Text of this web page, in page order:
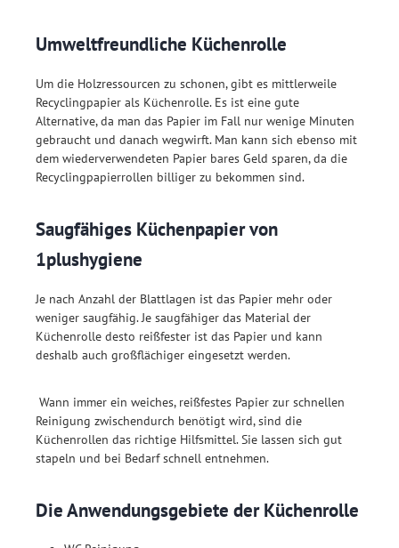
Umweltfreundliche Küchenrolle
Um die Holzressourcen zu schonen, gibt es mittlerweile
Recyclingpapier als Küchenrolle. Es ist eine gute
Alternative, da man das Papier im Fall nur wenige Minuten
gebraucht und danach wegwirft. Man kann sich ebenso mit
dem wiederverwendeten Papier bares Geld sparen, da die
Recyclingpapierrollen billiger zu bekommen sind.
Saugfähiges Küchenpapier von
1plushygiene
Je nach Anzahl der Blattlagen ist das Papier mehr oder
weniger saugfähig. Je saugfähiger das Material der
Küchenrolle desto reißfester ist das Papier und kann
deshalb auch großflächiger eingesetzt werden.
Wann immer ein weiches, reißfestes Papier zur schnellen
Reinigung zwischendurch benötigt wird, sind die
Küchenrollen das richtige Hilfsmittel. Sie lassen sich gut
stapeln und bei Bedarf schnell entnehmen.
Die Anwendungsgebiete der Küchenrolle